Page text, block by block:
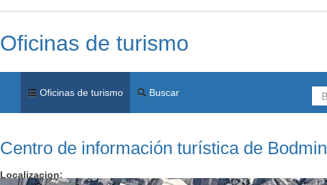
Oficinas de turismo
Oficinas de turismo Buscar
Centro de información turística de Bodmin
Localizacion: